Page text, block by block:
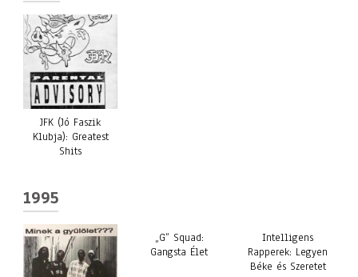
JFK (Jó Faszik
Klubja): Greatest
Shits
1995
„G” Squad:
Gangsta Élet
Intelligens
Rapperek: Legyen
Béke és Szeretet